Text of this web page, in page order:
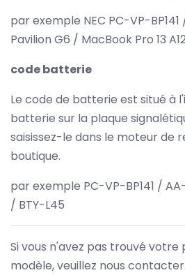
par exemple NEC PC-VP-BP141
Pavilion G6 / MacBook Pro 13
code batterie
Le code de batterie est situé à
batterie sur la plaque
saisissez-le dans le moteur de
boutique.
par exemple PC-VP-BP141 /
/ BTY-L45
Si vous n'avez pas trouvé
modèle, veuillez nous